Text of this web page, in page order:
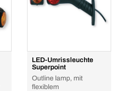
LED-Umrissleuchte
Superpoint
Outline lamp, mit
flexiblem